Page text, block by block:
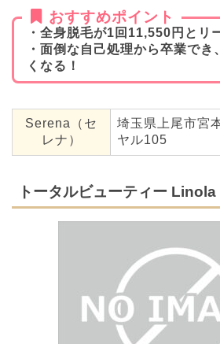
おすすめポイント
・全身脱毛が1回11,550円とリ
・面倒な自己処理から卒業でき
くなる！
Serena（セ
レナ）
埼玉県上尾市宮
ヤル105
トータルビューティー Linola